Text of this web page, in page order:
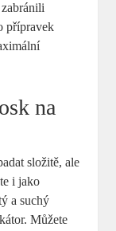
přípravek
na
složitě, ale
i jako
a suchý
Můžete